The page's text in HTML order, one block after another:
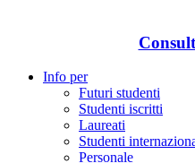
Info per
Futuri studenti
Studenti iscritti
Laureati
Studenti
Personale